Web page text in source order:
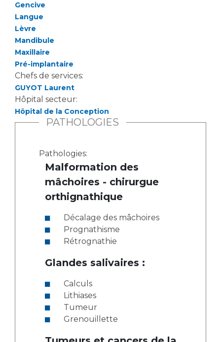
Gencive
Langue
Lèvre
Mandibule
Maxillaire
Pré-implantaire
Chefs de services:
GUYOT Laurent
Hôpital secteur:
Hôpital de la Conception
PATHOLOGIES
Pathologies:
Malformation des
mâchoires - chirurgue
orthignathique
Décalage des mâchoires
Prognathisme
Rétrognathie
Glandes salivaires :
Calculs
Lithiases
Tumeur
Grenouillette